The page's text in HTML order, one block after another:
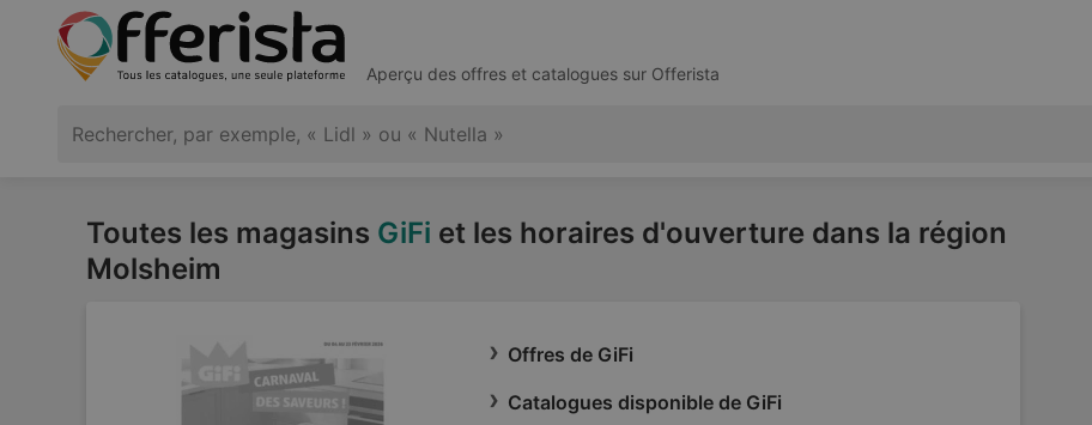
Aperçu des offres et catalogues sur Offerista
Toutes les magasins GiFi et les horaires d'ouverture dans la région
Molsheim
Offres de GiFi
Catalogues disponible de GiFi